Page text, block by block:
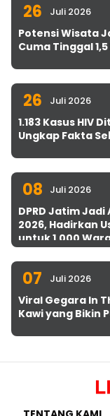
26 Juli 2026
Potensi Wisata
Cuma Tinggal
26 Juli 2026
1.183 Kasus HIV
Ungkap Fakta
08 Juli 2026
DPRD Jatim
2026, Hadirkan
untuk 1.000
07 Juli 2026
Viral Gegara In
Kawi yang Bikin